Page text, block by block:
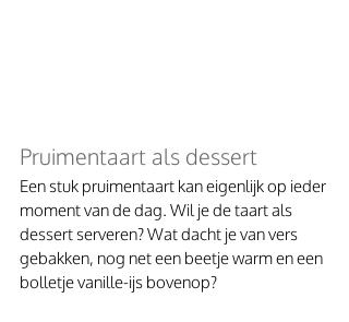
Pruimentaart als dessert
Een stuk pruimentaart kan eigenlijk op ieder
moment van de dag. Wil je de taart als
dessert serveren? Wat dacht je van vers
gebakken, nog net een beetje warm en een
bolletje vanille-ijs bovenop?